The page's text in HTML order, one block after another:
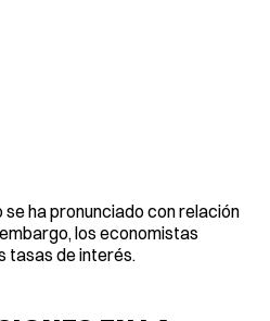
se ha pronunciado con relación
los economistas
tasas de interés.